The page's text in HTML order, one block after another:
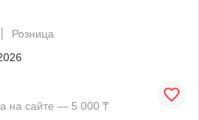
Розница
на сайте — 5 000 ₸